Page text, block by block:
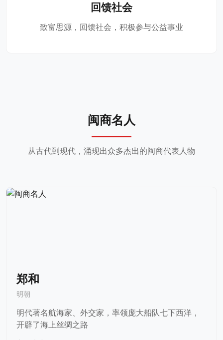
回馈社会
致富思源，回馈社会，积极参与公益事业
闽商名人
从古代到现代，涌现出众多杰出的闽商代表人物
郑和
明朝
明代著名航海家、外交家，率领庞大船队七下西洋，
开辟了海上丝绸之路